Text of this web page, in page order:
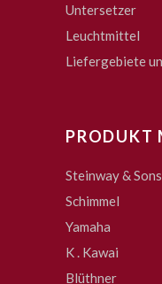
Untersetzer
Leuchtmittel
Liefergebiete
PRODUKT
Steinway & Sons
Schimmel
Yamaha
K . Kawai
Blüthner